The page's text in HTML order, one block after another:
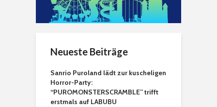
Neueste Beiträge
Sanrio Puroland lädt zur kuscheligen
Horror-Party:
“PUROMONSTERSCRAMBLE” trifft
erstmals auf LABUBU